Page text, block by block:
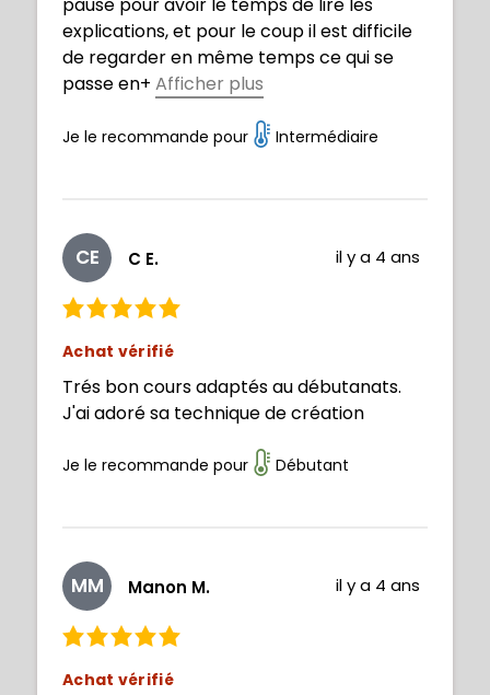
explications, et pour le coup il est difficile
de regarder en même temps ce qui se
passe en+ Afficher plus
se le repasser plusieurs fois pour tout
l'éclairage en peignant et gommant mais
c'est un coup à prendre en observant le
geste de diverses artistes et en
pratiquant régulièrement. J'ai beaucoup
aimé le style de Philip, son énergie ainsi
que ses conseils. Très bons cours, que je
recommande !
Je le recommande pour Intermédiaire
CE C E. il y a 4 ans
Achat vérifié
Trés bon cours adaptés au débutanats.
J'ai adoré sa technique de création
Je le recommande pour Débutant
MM Manon M. il y a 4 ans
Achat vérifié